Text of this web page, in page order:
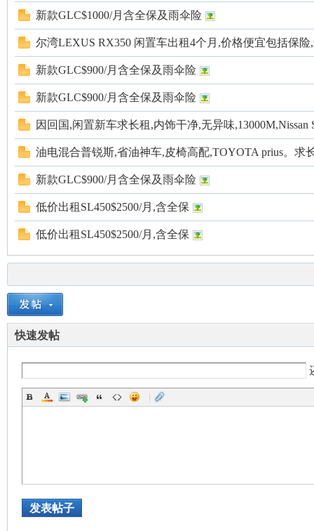
新款GLC$1000/月含全保及雨伞险
尔湾LEXUS RX350 闲置车出租4个月,价格便宜包括保险
新款GLC$900/月含全保及雨伞险
新款GLC$900/月含全保及雨伞险
因回国,闲置新车求长租,内饰干净,无异味,13000M,Nissan
油电混合普锐斯,省油神车,皮椅高配,TOYOTA prius。求
新款GLC$900/月含全保及雨伞险
低价出租SL450$2500/月,含全保
低价出租SL450$2500/月,含全保
快速发帖
|
发表帖子